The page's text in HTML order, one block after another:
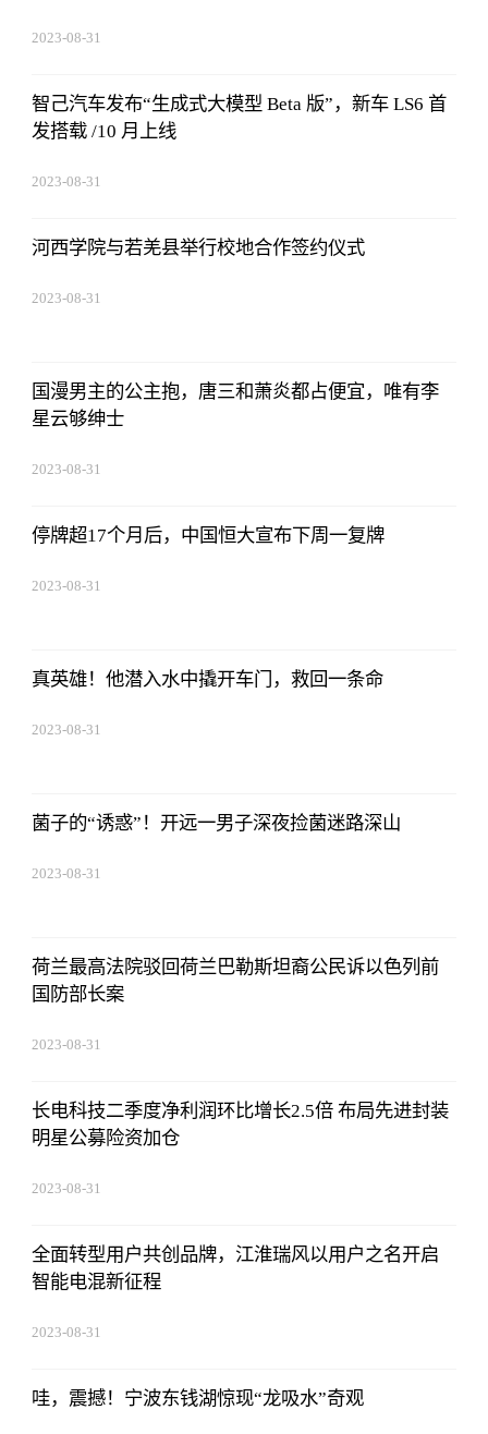
2023-08-31
智己汽车发布“生成式大模型 Beta 版”，新车 LS6 首
发搭载 /10 月上线
2023-08-31
河西学院与若羌县举行校地合作签约仪式
2023-08-31
国漫男主的公主抱，唐三和萧炎都占便宜，唯有李
星云够绅士
2023-08-31
停牌超17个月后，中国恒大宣布下周一复牌
2023-08-31
真英雄！他潜入水中撬开车门，救回一条命
2023-08-31
菌子的“诱惑”！开远一男子深夜捡菌迷路深山
2023-08-31
荷兰最高法院驳回荷兰巴勒斯坦裔公民诉以色列前
国防部长案
2023-08-31
长电科技二季度净利润环比增长2.5倍 布局先进封装
明星公募险资加仓
2023-08-31
全面转型用户共创品牌，江淮瑞风以用户之名开启
智能电混新征程
2023-08-31
哇，震撼！宁波东钱湖惊现“龙吸水”奇观